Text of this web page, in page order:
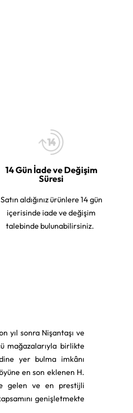
14 Gün İade ve Değişim
Süresi
Satın aldığınız ürünlere 14 gün
içerisinde iade ve değişim
talebinde bulunabilirsiniz.
yıl sonra Nişantaşı ve
mağazalarıyla birlikte
yer bulma imkânı
en son eklenen H.
gelen ve en prestijli
genişletmekte